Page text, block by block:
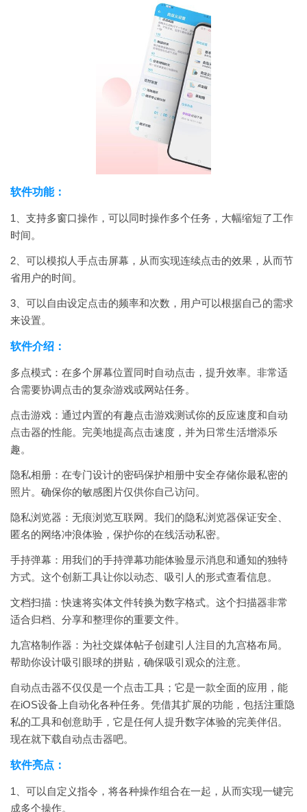
软件功能：
1、支持多窗口操作，可以同时操作多个任务，大幅缩短了工作
时间。
2、可以模拟人手点击屏幕，从而实现连续点击的效果，从而节
省用户的时间。
3、可以自由设定点击的频率和次数，用户可以根据自己的需求
来设置。
软件介绍：
多点模式：在多个屏幕位置同时自动点击，提升效率。非常适
合需要协调点击的复杂游戏或网站任务。
点击游戏：通过内置的有趣点击游戏测试你的反应速度和自动
点击器的性能。完美地提高点击速度，并为日常生活增添乐
趣。
隐私相册：在专门设计的密码保护相册中安全存储你最私密的
照片。确保你的敏感图片仅供你自己访问。
隐私浏览器：无痕浏览互联网。我们的隐私浏览器保证安全、
匿名的网络冲浪体验，保护你的在线活动私密。
手持弹幕：用我们的手持弹幕功能体验显示消息和通知的独特
方式。这个创新工具让你以动态、吸引人的形式查看信息。
文档扫描：快速将实体文件转换为数字格式。这个扫描器非常
适合归档、分享和整理你的重要文件。
九宫格制作器：为社交媒体帖子创建引人注目的九宫格布局。
帮助你设计吸引眼球的拼贴，确保吸引观众的注意。
自动点击器不仅仅是一个点击工具；它是一款全面的应用，能
在iOS设备上自动化各种任务。凭借其扩展的功能，包括注重隐
私的工具和创意助手，它是任何人提升数字体验的完美伴侣。
现在就下载自动点击器吧。
软件亮点：
1、可以自定义指令，将各种操作组合在一起，从而实现一键完
成多个操作。